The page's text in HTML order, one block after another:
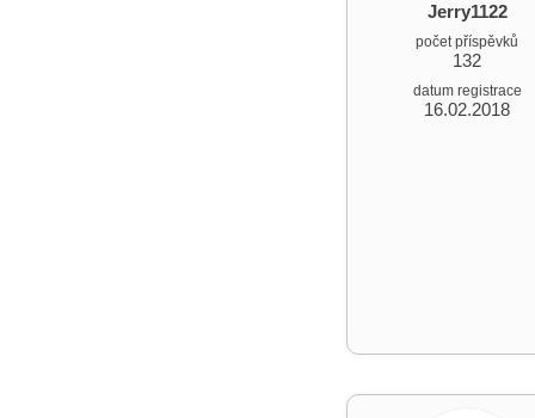
Jerry1122
počet příspěvků
132
datum registrace
16.02.2018